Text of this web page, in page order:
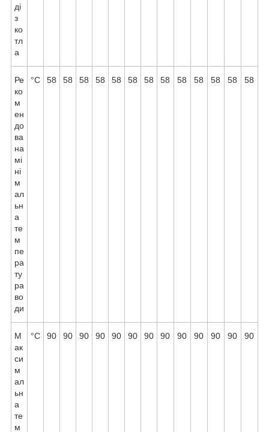
ді
з
ко
тл
а
Ре
ко
м
ен
до
ва
на
мі
ні
м
ал
ьн
а
те
м
пе
ра
ту
ра
во
ди
°C 58 58 58 58 58 58 58 58 58 58 58 58 58
М
ак
си
м
ал
ьн
а
те
м
°C 90 90 90 90 90 90 90 90 90 90 90 90 90